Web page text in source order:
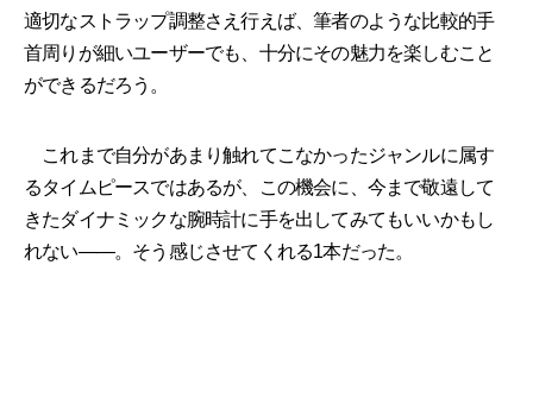
適切なストラップ調整さえ行えば、筆者のような比較的手
首周りが細いユーザーでも、十分にその魅力を楽しむこと
ができるだろう。
これまで自分があまり触れてこなかったジャンルに属す
るタイムピースではあるが、この機会に、今まで敬遠して
きたダイナミックな腕時計に手を出してみてもいいかもし
れない――。そう感じさせてくれる1本だった。